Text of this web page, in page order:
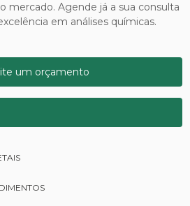
mercado. Agende já a sua consulta
em análises químicas.
um orçamento